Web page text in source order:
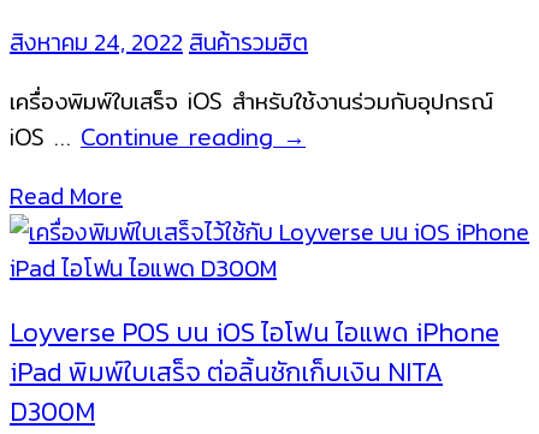
สิงหาคม 24, 2022สินค้ารวมฮิต
เครื่องพิมพ์ใบเสร็จ iOS สำหรับใช้งานร่วมกับอุปกรณ์
iOS … Continue readingเครื่องพิมพ์
สำหรับ
iOS
รวม
รุ่น
→
Read More
Loyverse POS บน iOS ไอโฟน ไอแพด iPhone
iPad พิมพ์ใบเสร็จ ต่อลิ้นชักเก็บเงิน NITA
D300M